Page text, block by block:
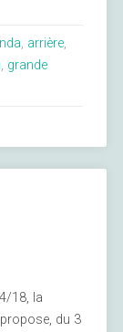
, arrière,
, grande
18, la
du 3